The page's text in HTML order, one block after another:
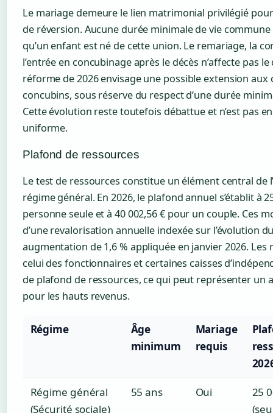
Le mariage demeure le lien matrimonial privilégié
de réversion. Aucune durée minimale de vie commune
qu’un enfant est né de cette union. Le remariage, la
l’entrée en concubinage après le décès n’affecte pas
réforme de 2026 envisage une possible extension aux
concubins, sous réserve du respect d’une durée
Cette évolution reste toutefois débattue et n’est pas
uniforme.
Plafond de ressources
Le test de ressources constitue un élément central de
régime général. En 2026, le plafond annuel s’établit à
personne seule et à 40 002,56 € pour un couple. Ces
d’une revalorisation annuelle indexée sur l’évolution
augmentation de 1,6 % appliquée en janvier 2026. Les
celui des fonctionnaires et certaines caisses
de plafond de ressources, ce qui peut représenter un
pour les hauts revenus.
Régime
Âge
minimum
Mariage
requis
Régime général
(Sécurité sociale)
55 ans Oui
25